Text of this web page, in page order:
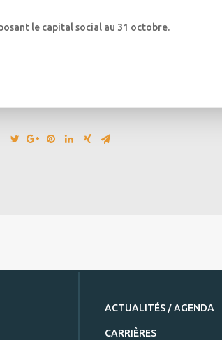
le capital social au 31 octobre.
ACTUALITÉS / AGENDA
CARRIÈRES